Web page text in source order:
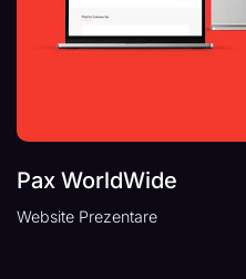
Pax WorldWide
Website Prezentare